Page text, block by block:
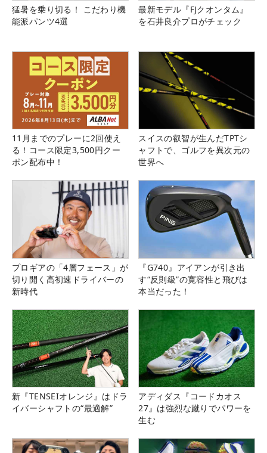
猛暑を乗り切る！ こだわり機
能派パンツ4選
最新モデル『FJクオンタム』
を石井良介プロがチェック
11月までのプレーに2回使え
る！コース限定3,500円クー
ポン配布中！
スイスの叡智が生んだTPTシ
ャフトで、ゴルフを異次元の
世界へ
プロギアの「4層フェース」が
切り開く高初速ドライバーの
新時代
『G740』アイアンが引き出
す“反則級”の寛容性と飛びは
本当だった！
新『TENSEIオレンジ』はドラ
イバーシャフトの“最適解”
アディダス『コードカオス
27』は強烈な蹴りでパワーを
生む